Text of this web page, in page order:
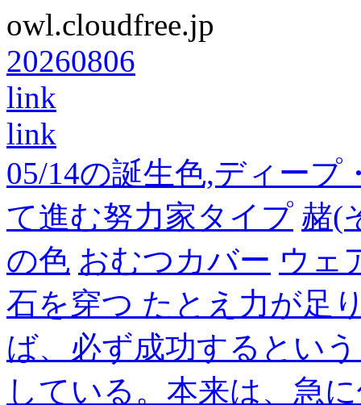
owl.cloudfree.jp
20260806
link
link
05/14の誕生色,ディー
て進む努力家タイプ 赭(
の色 おむつカバー ウェ
石を穿つ たとえ力が足
ば、必ず成功するとい
している。本来は、急